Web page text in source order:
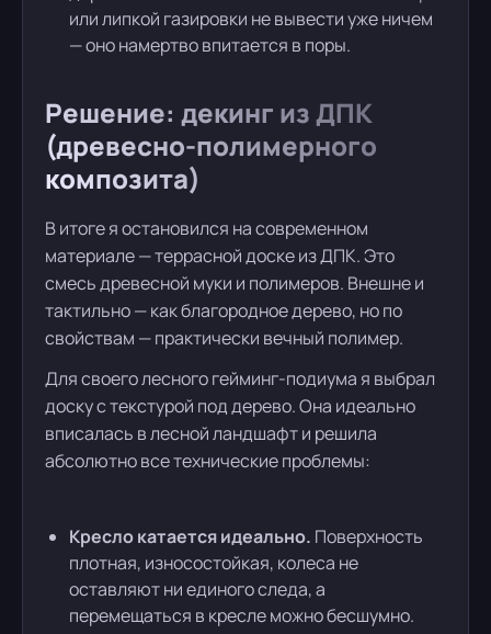
или липкой газировки не вывести уже ничем
— оно намертво впитается в поры.
Решение: декинг из ДПК
(древесно-полимерного
композита)
В итоге я остановился на современном
материале — террасной доске из ДПК. Это
смесь древесной муки и полимеров. Внешне и
тактильно — как благородное дерево, но по
свойствам — практически вечный полимер.
Для своего лесного гейминг-подиума я выбрал
доску с текстурой под дерево. Она идеально
вписалась в лесной ландшафт и решила
абсолютно все технические проблемы:
Кресло катается идеально. Поверхность
плотная, износостойкая, колеса не
оставляют ни единого следа, а
перемещаться в кресле можно бесшумно.